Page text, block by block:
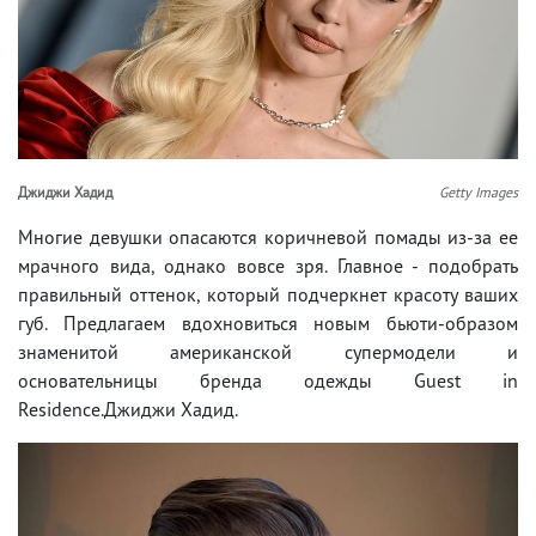
Джиджи Хадид Getty Images
Многие девушки опасаются коричневой помады из-за ее
мрачного вида, однако вовсе зря. Главное - подобрать
правильный оттенок, который подчеркнет красоту ваших
губ. Предлагаем вдохновиться новым бьюти-образом
знаменитой американской супермодели и
основательницы бренда одежды Guest in
Residence.Джиджи Хадид.